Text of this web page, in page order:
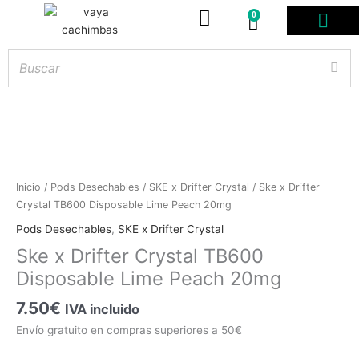
0
Carrito
Inicio / Pods Desechables / SKE x Drifter Crystal / Ske x Drifter
Crystal TB600 Disposable Lime Peach 20mg
Pods Desechables, SKE x Drifter Crystal
Ske x Drifter Crystal TB600
Disposable Lime Peach 20mg
7.50€ IVA incluido
Envío gratuito en compras superiores a 50€
Ske
x
TB600
Disposable
Peach
20mg